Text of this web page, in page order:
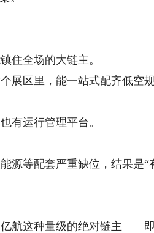
全场的大链主。
区里，能一站式配齐低空
运行管理平台。
等配套严重缺位，结果是“
航这种量级的绝对链主——